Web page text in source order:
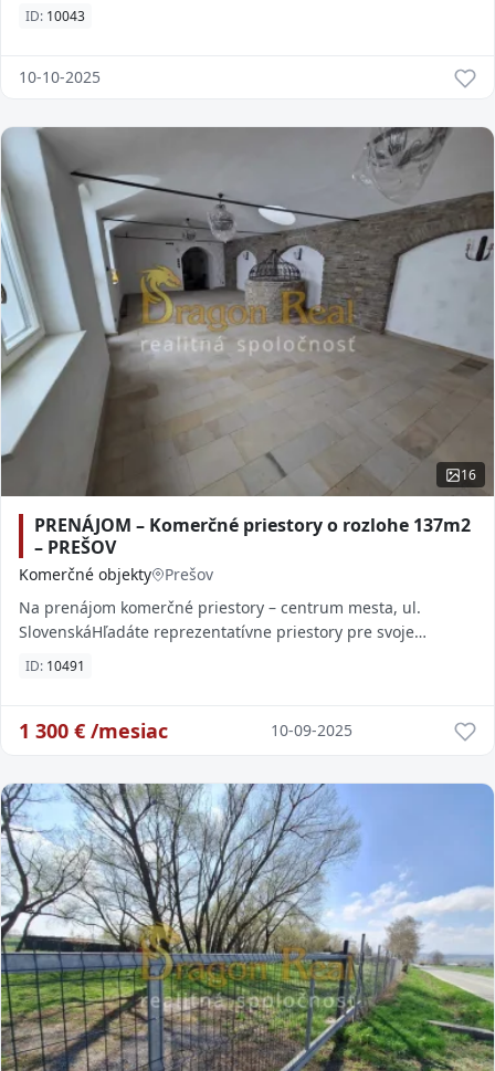
ID: 10043
10-10-2025
16
PRENÁJOM – Komerčné priestory o rozlohe 137m2
– PREŠOV
Komerčné objekty
Prešov
Na prenájom komerčné priestory – centrum mesta, ul.
SlovenskáHľadáte reprezentatívne priestory pre svoje
podnikanie priamo v centre mesta? Ponúkame Vá
ID: 10491
1 300 € /mesiac 10-09-2025